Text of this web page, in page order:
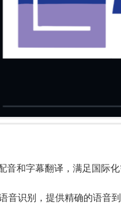
和字幕翻译，满足国际化
识别，提供精确的语音